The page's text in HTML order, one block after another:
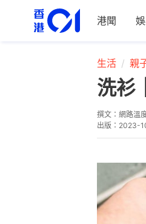
港聞
生活 親
洗衫
撰文： 網路溫
出版： 2023-